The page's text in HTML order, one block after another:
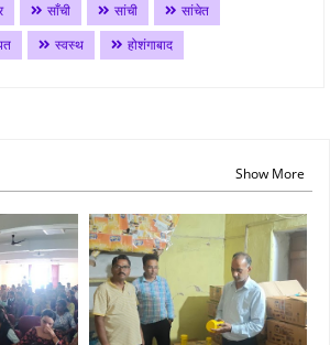
साँची सांची
सांचेत
स्वस्थ होशंगाबाद
Show More